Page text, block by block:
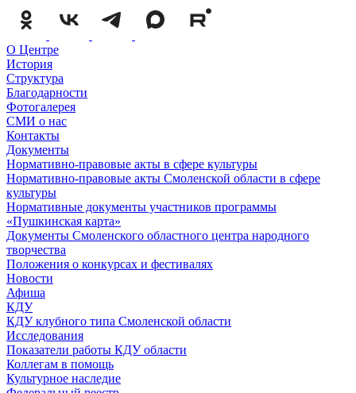
О Центре
История
Структура
Благодарности
Фотогалерея
СМИ о нас
Контакты
Документы
Нормативно-правовые акты в сфере культуры
Нормативно-правовые акты Смоленской области в сфере
культуры
Нормативные документы участников программы
«Пушкинская карта»
Документы Смоленского областного центра народного
творчества
Положения о конкурсах и фестивалях
Новости
Афиша
КДУ
КДУ клубного типа Смоленской области
Исследования
Показатели работы КДУ области
Коллегам в помощь
Культурное наследие